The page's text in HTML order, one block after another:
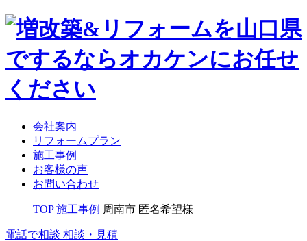
会社案内
リフォームプラン
施工事例
お客様の声
お問い合わせ
TOP 施工事例 周南市 匿名希望様
電話で相談 相談・見積